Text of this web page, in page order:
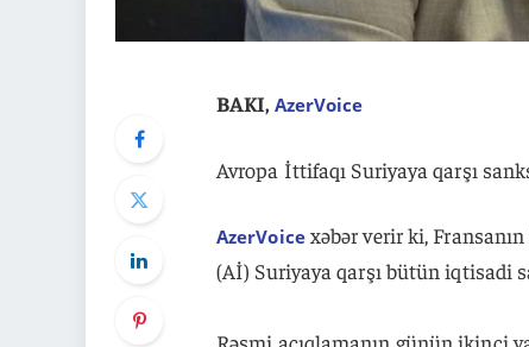
BAKI, AzerVoice
Avropa İttifaqı Suriyaya qarşı
AzerVoicexəbər verir ki,
(Aİ) Suriyaya qarşı bütün iqtisadi
Rəsmi açıqlamanın günün ikinci